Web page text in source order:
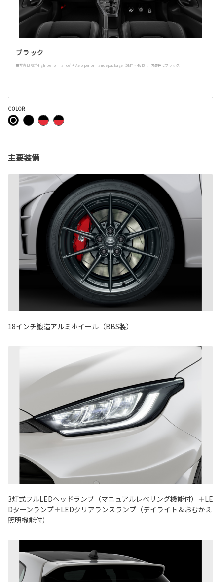
ブラック
■写真はRZ“High performance” + Aero performance package（6MT・4WD）。内装色はブラック。
COLOR
主要装備
18インチ鍛造アルミホイール（BBS製）
3灯式フルLEDヘッドランプ（マニュアルレベリング機能付）＋LE
Dターンランプ＋LEDクリアランスランプ（デイライト＆おむかえ
照明機能付）